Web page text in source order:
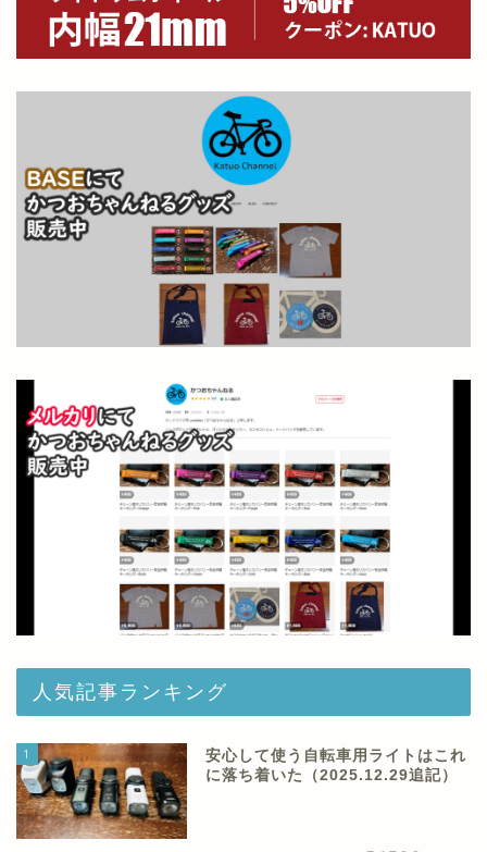
人気記事ランキング
1
安心して使う自転車用ライトはこれ
に落ち着いた（2025.12.29追記）